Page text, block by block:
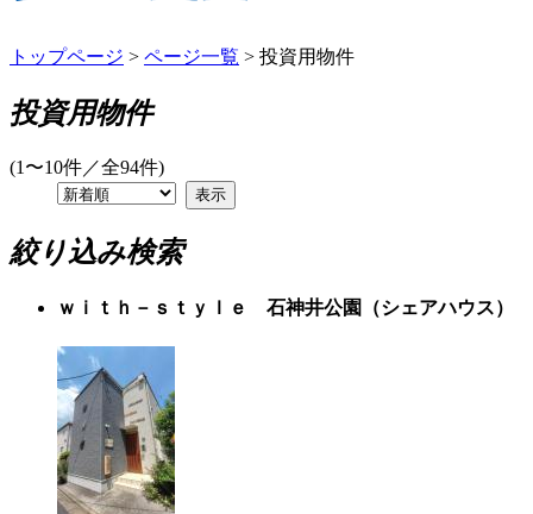
トップページ > ページ一覧 > 投資用物件
投資用物件
(1〜10件／全94件)
絞り込み検索
ｗｉｔｈ－ｓｔｙｌｅ 石神井公園（シェアハウス）